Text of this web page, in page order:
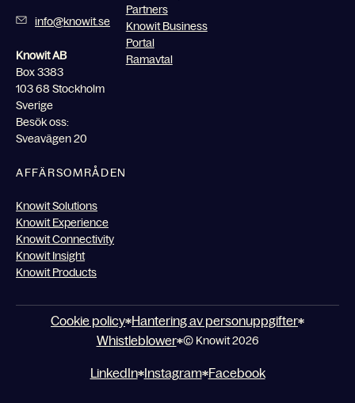
info@knowit.se
Knowit AB
Box 3383
103 68 Stockholm
Sverige
Besök oss:
Sveavägen 20
Partners
Knowit Business
Portal
Ramavtal
AFFÄRSOMRÅDEN
Knowit Solutions
Knowit Experience
Knowit Connectivity
Knowit Insight
Knowit Products
Cookie policy Hantering av personuppgifter
Whistleblower © Knowit 2026
LinkedIn Instagram Facebook